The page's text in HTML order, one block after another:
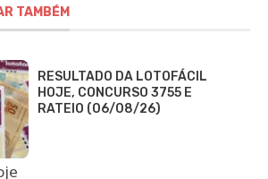
TAMBÉM
RESULTADO DA LOTOFÁCIL
HOJE, CONCURSO 3755 E
RATEIO (06/08/26)